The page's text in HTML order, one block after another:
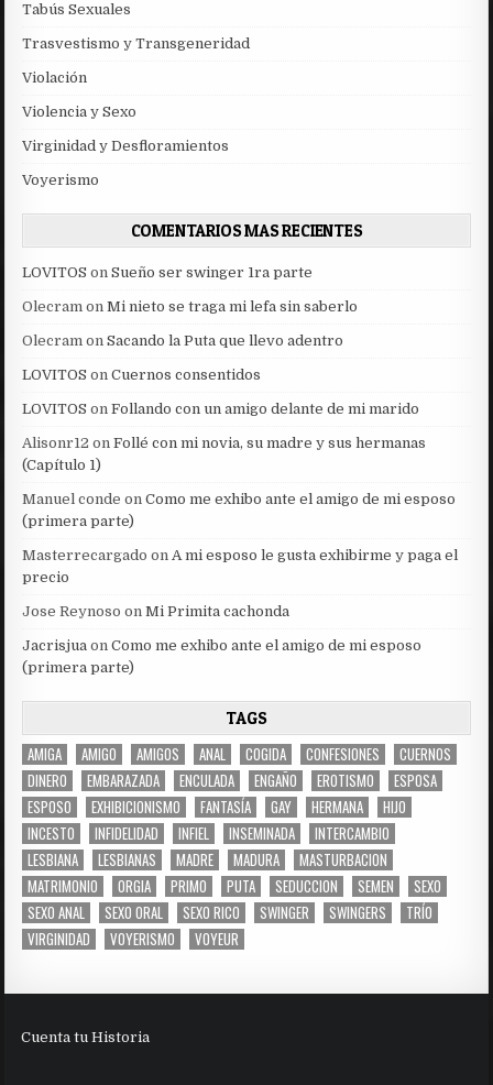
Tabús Sexuales
Trasvestismo y Transgeneridad
Violación
Violencia y Sexo
Virginidad y Desfloramientos
Voyerismo
COMENTARIOS MAS RECIENTES
LOVITOS onSueño ser swinger 1ra parte
Olecram onMi nieto se traga mi lefa sin saberlo
Olecram onSacando la Puta que llevo adentro
LOVITOS onCuernos consentidos
LOVITOS onFollando con un amigo delante de mi marido
Alisonr12 onFollé con mi novia, su madre y sus hermanas
(Capítulo 1)
Manuel conde onComo me exhibo ante el amigo de mi esposo
(primera parte)
Masterrecargado onA mi esposo le gusta exhibirme y paga el
precio
Jose Reynoso onMi Primita cachonda
Jacrisjua onComo me exhibo ante el amigo de mi esposo
(primera parte)
TAGS
AMIGA AMIGO AMIGOS ANAL COGIDA CONFESIONES
CUERNOS
DINERO
EMBARAZADA ENCULADA ENGAÑO EROTISMO
ESPOSA
ESPOSO
EXHIBICIONISMO FANTASÍA GAY HERMANA
HIJO
INCESTO
INFIDELIDAD INFIEL INSEMINADA
INTERCAMBIO
LESBIANA
LESBIANAS MADRE MADURA
MASTURBACION
MATRIMONIO
ORGIA PRIMO PUTA SEDUCCION SEMEN
SEXO
SEXO ANAL
SEXO ORAL SEXO RICO SWINGER SWINGERS
TRÍO
VIRGINIDAD
VOYERISMO VOYEUR
Cuenta tu Historia